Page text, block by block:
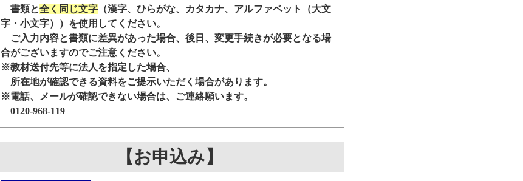
書類と全く同じ文字 （漢字、ひらがな、カタカナ、アルファベット（大文
字・小文字））を使用してください。
ご入力内容と書類に差異があった場合、後日、変更手続きが必要となる場
合がございますのでご注意ください。
※教材送付先等に法人を指定した場合、
所在地が確認できる資料をご提示いただく場合があります。
※電話、メールが確認できない場合は、ご連絡願います。
0120-968-119
【お申込み】